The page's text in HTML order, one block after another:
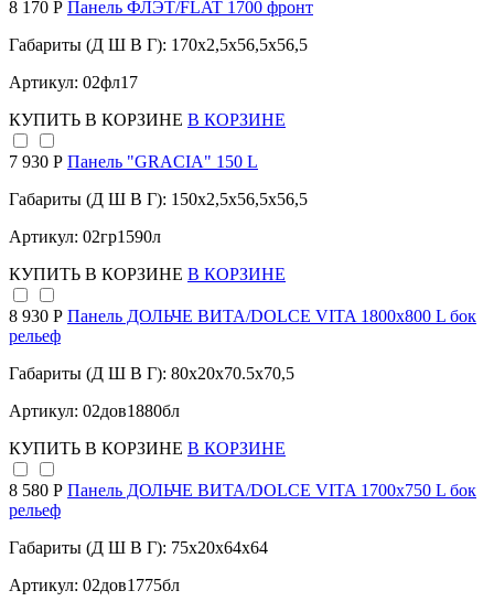
8 170 Р Панель ФЛЭТ/FLAT 1700 фронт
Габариты (Д Ш В Г): 170x2,5x56,5x56,5
Артикул: 02фл17
КУПИТЬ В КОРЗИНЕ В КОРЗИНЕ
7 930 Р Панель "GRACIA" 150 L
Габариты (Д Ш В Г): 150x2,5x56,5x56,5
Артикул: 02гр1590л
КУПИТЬ В КОРЗИНЕ В КОРЗИНЕ
8 930 Р Панель ДОЛЬЧЕ ВИТА/DOLCE VITA 1800х800 L бок
рельеф
Габариты (Д Ш В Г): 80x20x70.5x70,5
Артикул: 02дов1880бл
КУПИТЬ В КОРЗИНЕ В КОРЗИНЕ
8 580 Р Панель ДОЛЬЧЕ ВИТА/DOLCE VITA 1700х750 L бок
рельеф
Габариты (Д Ш В Г): 75x20x64x64
Артикул: 02дов1775бл